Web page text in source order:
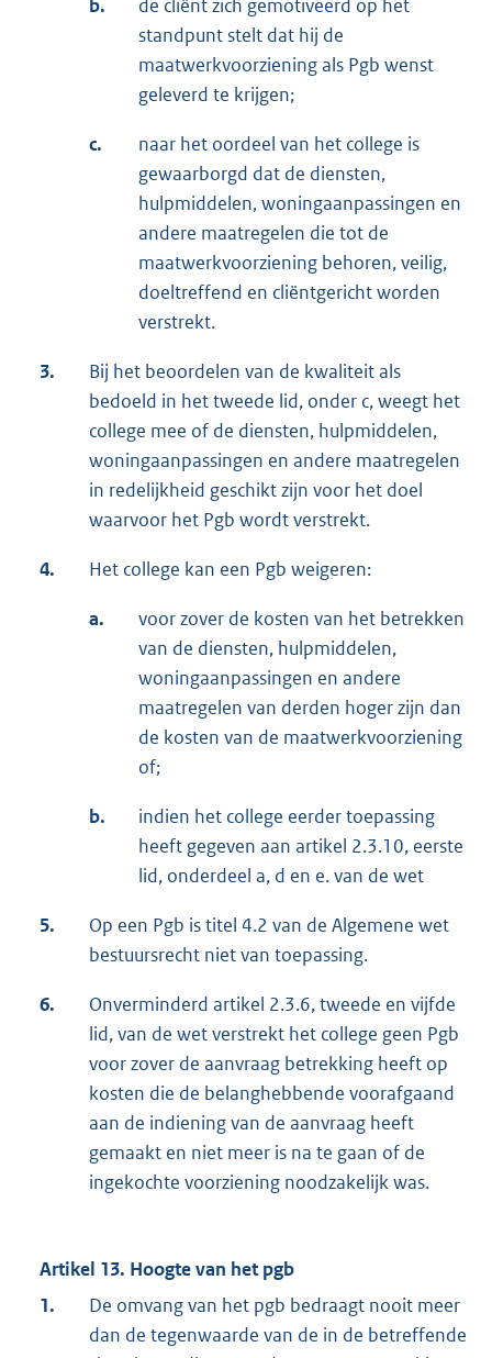
b.
de cliënt zich gemotiveerd op het
standpunt stelt dat hij de
maatwerkvoorziening als Pgb wenst
geleverd te krijgen;
c.
naar het oordeel van het college is
gewaarborgd dat de diensten,
hulpmiddelen, woningaanpassingen en
andere maatregelen die tot de
maatwerkvoorziening behoren, veilig,
doeltreffend en cliëntgericht worden
verstrekt.
3.
Bij het beoordelen van de kwaliteit als
bedoeld in het tweede lid, onder c, weegt het
college mee of de diensten, hulpmiddelen,
woningaanpassingen en andere maatregelen
in redelijkheid geschikt zijn voor het doel
waarvoor het Pgb wordt verstrekt.
4. Het college kan een Pgb weigeren:
a.
voor zover de kosten van het betrekken
van de diensten, hulpmiddelen,
woningaanpassingen en andere
maatregelen van derden hoger zijn dan
de kosten van de maatwerkvoorziening
of;
b.
indien het college eerder toepassing
heeft gegeven aan artikel 2.3.10, eerste
lid, onderdeel a, d en e. van de wet
5.
Op een Pgb is titel 4.2 van de Algemene wet
bestuursrecht niet van toepassing.
6.
Onverminderd artikel 2.3.6, tweede en vijfde
lid, van de wet verstrekt het college geen Pgb
voor zover de aanvraag betrekking heeft op
kosten die de belanghebbende voorafgaand
aan de indiening van de aanvraag heeft
gemaakt en niet meer is na te gaan of de
ingekochte voorziening noodzakelijk was.
Artikel 13. Hoogte van het pgb
1.
De omvang van het pgb bedraagt nooit meer
dan de tegenwaarde van de in de betreffende